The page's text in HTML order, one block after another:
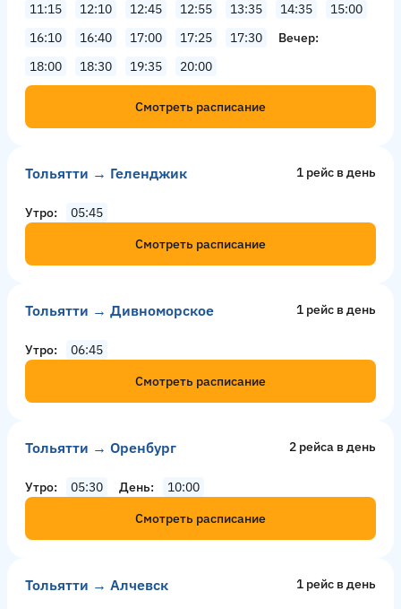
11:15
12:10 12:45 12:55 13:35 14:35
15:00
16:10
16:40 17:00 17:25 17:30
Вечер
18:00
18:30 19:35 20:00
Смотреть расписание
Тольятти → Геленджик 1 рейс в день
Утро
05:45
Смотреть расписание
Тольятти → Дивноморское 1 рейс в день
Утро
06:45
Смотреть расписание
Тольятти → Оренбург 2 рейсa в день
Утро 05:30 День
10:00
Смотреть расписание
Тольятти → Алчевск 1 рейс в день